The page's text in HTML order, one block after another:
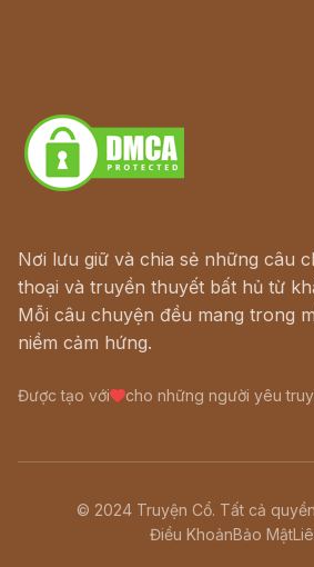
Nơi lưu giữ và chia sẻ những câu
thoại và truyền thuyết bất hủ từ
Mỗi câu chuyện đều mang trong
niềm cảm hứng.
Được tạo với cho những người yêu
© 2024 Truyện Cổ. Tất cả
Điều KhoảnBảo Mật